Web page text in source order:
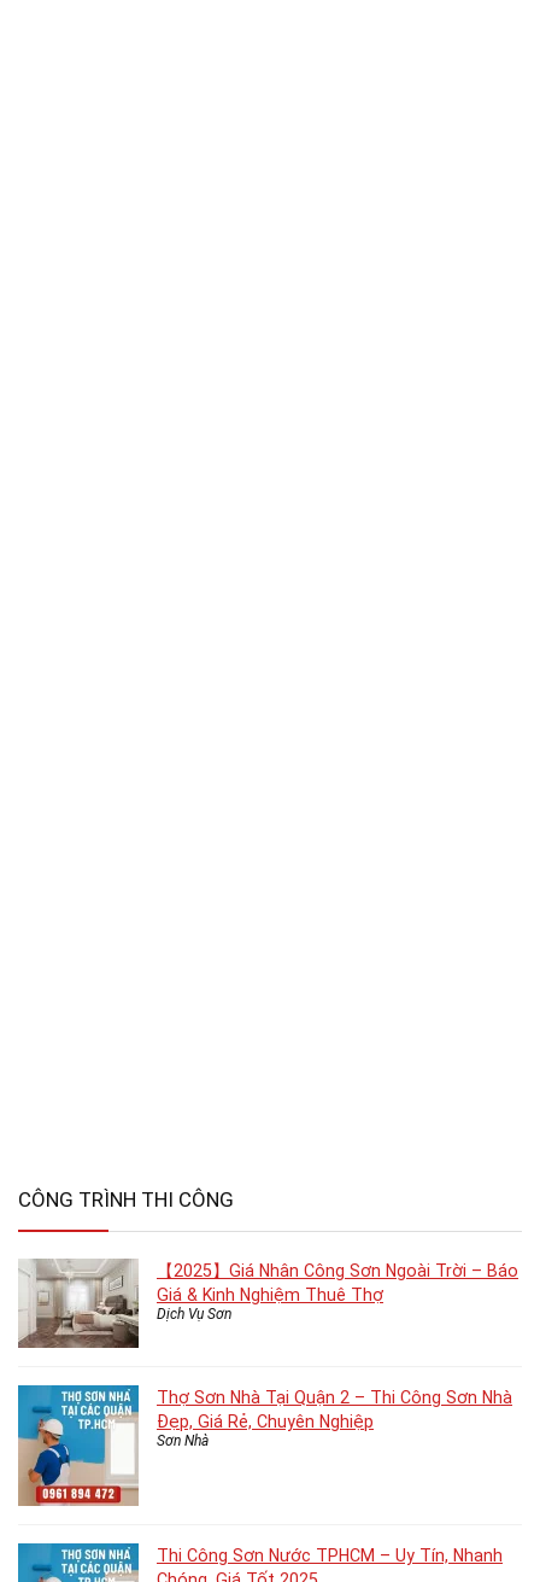
CÔNG TRÌNH THI CÔNG
【2025】Giá Nhân Công Sơn Ngoài Trời – Báo
Giá & Kinh Nghiệm Thuê Thợ
Dịch Vụ Sơn
Thợ Sơn Nhà Tại Quận 2 – Thi Công Sơn Nhà
Đẹp, Giá Rẻ, Chuyên Nghiệp
Sơn Nhà
Thi Công Sơn Nước TPHCM – Uy Tín, Nhanh